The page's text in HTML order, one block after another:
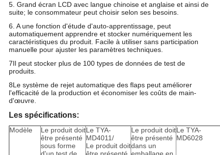
5. Grand écran LCD avec langue chinoise et anglaise et ainsi de
suite; le consommateur peut choisir selon ses besoins.
6. A une fonction d'étude d'auto-apprentissage, peut
automatiquement apprendre et stocker numériquement les
caractéristiques du produit. Facile à utiliser sans participation
manuelle pour ajuster les paramètres techniques.
7Il peut stocker plus de 100 types de données de test de
produits.
8Le système de rejet automatique des flaps peut améliorer
l'efficacité de la production et économiser les coûts de main-
d'œuvre.
Les spécifications:
Modèle
Le produit doit
être présenté
sous forme
Le TYA-
MD4011/
Le produit doit
Le produit doit
être présenté
dans un
Le TYA-
MD6028